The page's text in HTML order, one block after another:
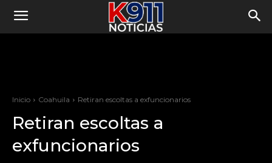
Inicio Coahuila Retiran escoltas a exfuncionarios
Retiran escoltas a
exfuncionarios